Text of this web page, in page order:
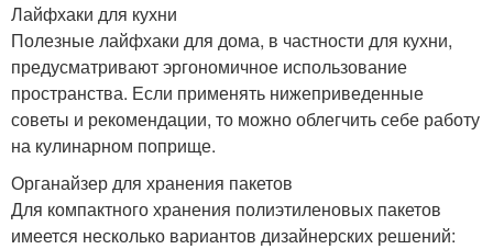
Лайфхаки для кухни
Полезные лайфхаки для дома, в частности для кухни,
предусматривают эргономичное использование
пространства. Если применять нижеприведенные
советы и рекомендации, то можно облегчить себе работу
на кулинарном поприще.
Органайзер для хранения пакетов
Для компактного хранения полиэтиленовых пакетов
имеется несколько вариантов дизайнерских решений: